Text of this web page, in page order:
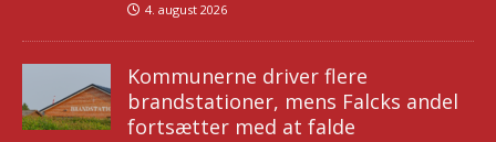
4. august 2026
Kommunerne driver flere
brandstationer, mens Falcks andel
fortsætter med at falde